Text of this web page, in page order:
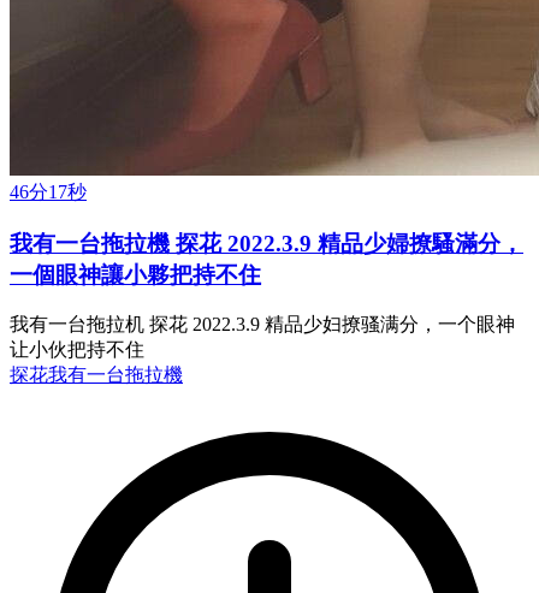
46分17秒
我有一台拖拉機 探花 2022.3.9 精品少婦撩騷滿分，
一個眼神讓小夥把持不住
我有一台拖拉机 探花 2022.3.9 精品少妇撩骚满分，一个眼神
让小伙把持不住
探花我有一台拖拉機